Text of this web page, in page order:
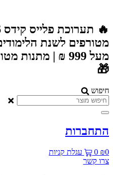
לשנת
מעל 999 ₪ | מתנות
₪
0
עגלת קניות
קשר